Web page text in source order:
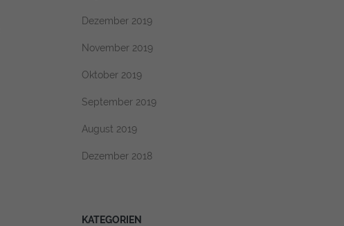
Dezember 2019
November 2019
Oktober 2019
September 2019
August 2019
Dezember 2018
KATEGORIEN